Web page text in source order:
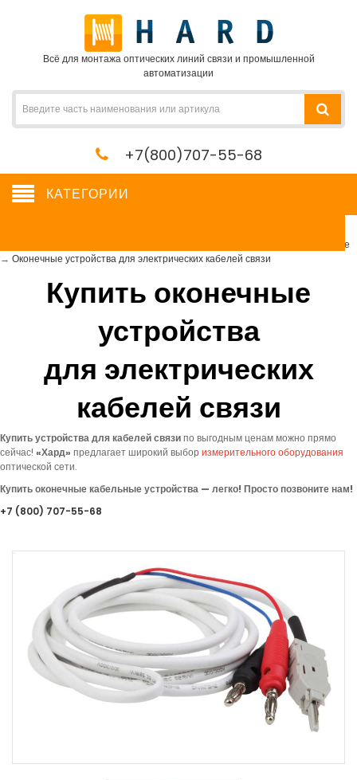
Всё для монтажа оптических линий связи и промышленной
автоматизации
+7(800)707-55-68
КАТЕГОРИИ
Кроссовое оборудование
→ Оконечные устройства для электрических кабелей связи
Купить оконечные
устройства
для электрических
кабелей связи
Купить устройства для кабелей связипо выгодным ценам можно прямо
сейчас! «Хард» предлагаетширокий выбор измерительного оборудования
оптической сети.
Купить оконечные кабельные устройства — легко! Просто позвоните нам!
+7 (800) 707-55-68